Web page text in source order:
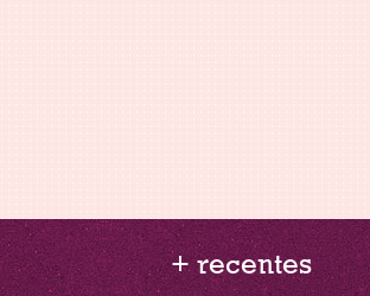
+ recentes